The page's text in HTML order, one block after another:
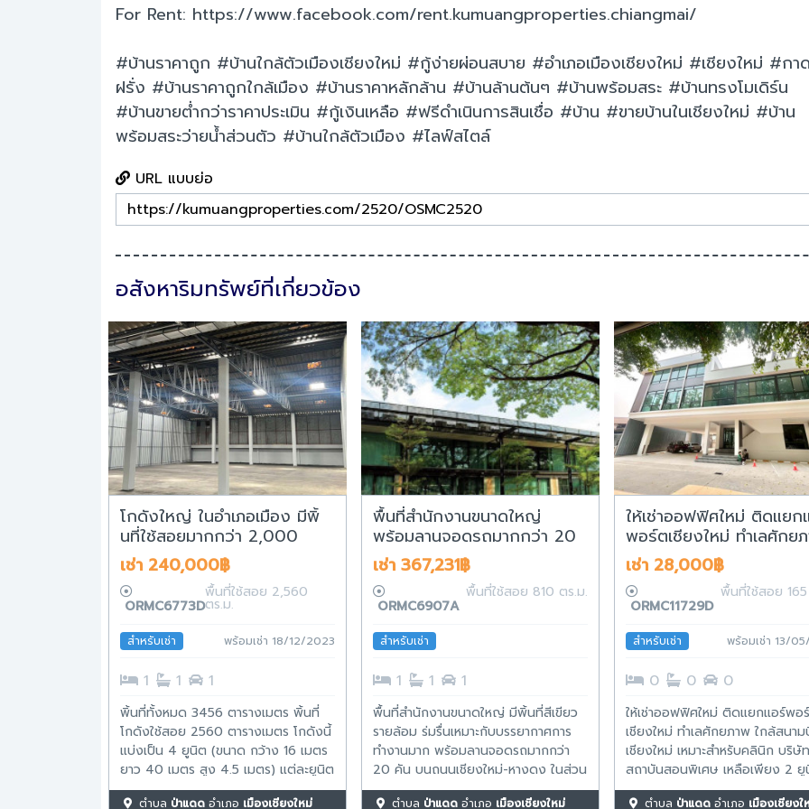
For Rent: https://www.facebook.com/rent.kumuangproperties.chiangmai/
#บ้านราคาถูก #บ้านใกล้ตัวเมืองเชียงใหม่ #กู้ง่ายผ่อนสบาย #อำเภอเมืองเชียงใหม่ #เชียงใหม่ #กา
ฝรั่ง #บ้านราคาถูกใกล้เมือง #บ้านราคาหลักล้าน #บ้านล้านต้นๆ #บ้านพร้อมสระ #บ้านทรงโมเดิร์น
#บ้านขายต่ำกว่าราคาประเมิน #กู้เงินเหลือ #ฟรีดำเนินการสินเชื่อ #บ้าน #ขายบ้านในเชียงใหม่ #บ้าน
พร้อมสระว่ายน้ำส่วนตัว #บ้านใกล้ตัวเมือง #ไลฟ์สไตล์
URL แบบย่อ
อสังหาริมทรัพย์ที่เกี่ยวข้อง
โกดังใหญ่ ในอำเภอเมือง มีพิ้
นที่ใช้สอยมากกว่า 2,000
ตารางเมตร
เช่า 240,000฿
ORMC6773D
พื้นที่ใช้สอย 2,560
ตร.ม.
สำหรับเช่า พร้อมเช่า 18/12/2023
1 1 1
พิ้นที่ทั้งหมด 3456 ตารางเมตร พิ้นที่
โกดังใช้สอย 2560 ตารางเมตร โกดังนี้
แบ่งเป็น 4 ยูนิต (ขนาด กว้าง 16 เมตร
ยาว 40 เมตร สูง 4.5 เมตร) แต่ละยูนิต
จะได้รับ: พิ้นที่ใช้สอยในอาคาร 640
ตำบล ป่าแดด อำเภอ เมืองเชียงใหม่
พื้นที่สำนักงานขนาดใหญ่
พร้อมลานจอดรถมากกว่า 20
คัน บนถนนเชียงใหม่-หางดง
เช่า 367,231฿
ORMC6907A
พื้นที่ใช้สอย 810 ตร.ม.
สำหรับเช่า
1 1 1
พื้นที่สำนักงานขนาดใหญ่ มีพิ้นที่สีเขียว
รายล้อม ร่มรื่นเหมาะกับบรรยากาศการ
ทำงานมาก พร้อมลานจอดรถมากกว่า
20 คัน บนถนนเชียงใหม่-หางดง ในส่วน
ของขนาดพื้นที่ใช้สอย ทางผู้สนใจเช่า
ตำบล ป่าแดด อำเภอ เมืองเชียงใหม่
ให้เช่าออฟฟิศใหม่ ติดแยก
พอร์ตเชียงใหม่ ทำเลศักย
ใกล้สนามบินเชียงใหม่ เหม
สำหรับคลินิก บริษัท และส
สอนพิเศษ
เช่า 28,000฿
ORMC11729D
พื้นที่ใช้สอย
สำหรับเช่า พร้อมเช่า 13/
0 0 0
ให้เช่าออฟฟิศใหม่ ติดแยกแอร์พอ
เชียงใหม่ ทำเลศักยภาพ ใกล้สนา
เชียงใหม่ เหมาะสำหรับคลินิก บริษั
สถาบันสอนพิเศษ เหลือเพียง 2
สุดท้าย ราคาเช่า ยูนิตขนาด 165
ตำบล ป่าแดด อำเภอ เมืองเชียงใ